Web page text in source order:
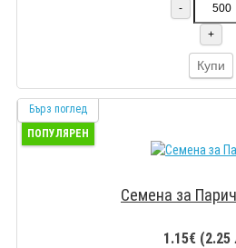
-
+
Купи
Бърз поглед
ПОПУЛЯРЕН
Семена за
1.15€ (2.25